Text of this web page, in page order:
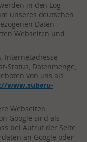
in den Log-
unseres deutschen
Daten
Webseiten und
Internetadresse
Status, Datenmenge,
von uns als
www.subaru-
Webseiten
Google sind als
bei Aufruf der Seite
an Google oder